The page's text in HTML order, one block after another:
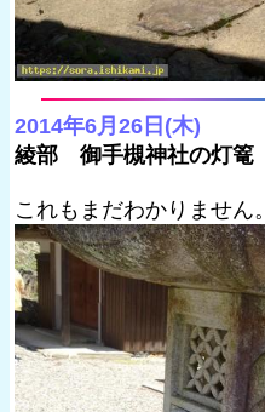
2014年6月26日(木)
綾部 御手槻神社の灯篭
これもまだわかりません。